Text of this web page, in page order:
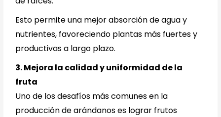
Esto permite una mejor absorción de agua y
nutrientes, favoreciendo plantas más fuertes y
productivas a largo plazo.
3. Mejora la calidad y uniformidad de la
fruta
Uno de los desafíos más comunes en la
producción de arándanos es lograr frutos